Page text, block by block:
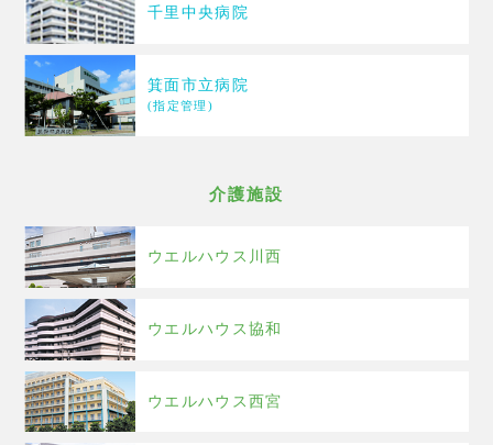
千里中央病院
箕面市立病院
(指定管理)
介護施設
ウエルハウス川西
ウエルハウス協和
ウエルハウス西宮